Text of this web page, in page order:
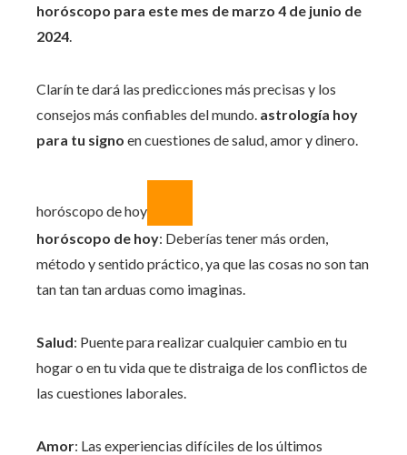
horóscopo para este mes de marzo 4 de junio de
2024.
Clarín te dará las predicciones más precisas y los
consejos más confiables del mundo. astrología hoy
para tu signo en cuestiones de salud, amor y dinero.
horóscopo de hoy
horóscopo de hoy: Deberías tener más orden,
método y sentido práctico, ya que las cosas no son tan
tan tan tan arduas como imaginas.
Salud: Puente para realizar cualquier cambio en tu
hogar o en tu vida que te distraiga de los conflictos de
las cuestiones laborales.
Amor: Las experiencias difíciles de los últimos